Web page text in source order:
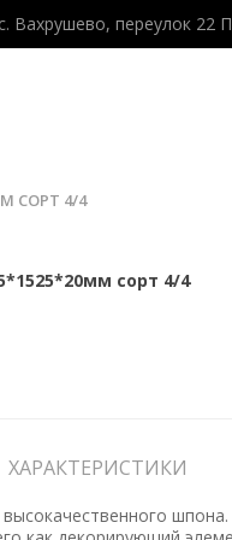
Вахрушево, переулок 22
СОРТ 4/4
сорт 4/4
ХАРАКТЕРИСТИКИ